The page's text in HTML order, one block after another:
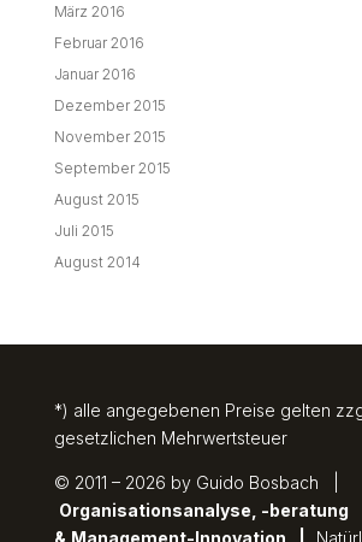
März 2016
Februar 2016
Januar 2016
Dezember 2015
November 2015
September 2015
August 2015
Juli 2015
August 2014
*) alle angegebenen Preise gelten
gesetzlichen Mehrwertsteuer
© 2011 – 2026 by Guido Bosbach |
Organisationsanalyse, -beratung